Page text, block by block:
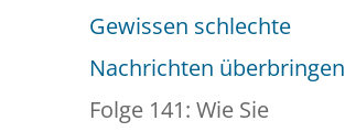
Gewissen schlechte
Nachrichten überbringen
Folge 141: Wie Sie